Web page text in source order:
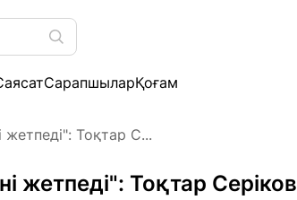
СарапшыларҚоғам
Тоқтар С...
жетпеді": Тоқтар Серіков